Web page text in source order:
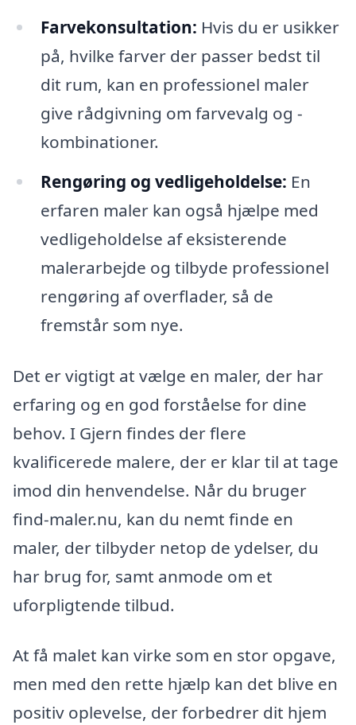
Farvekonsultation: Hvis du er usikker
på, hvilke farver der passer bedst til
dit rum, kan en professionel maler
give rådgivning om farvevalg og -
kombinationer.
Rengøring og vedligeholdelse: En
erfaren maler kan også hjælpe med
vedligeholdelse af eksisterende
malerarbejde og tilbyde professionel
rengøring af overflader, så de
fremstår som nye.
Det er vigtigt at vælge en maler, der har
erfaring og en god forståelse for dine
behov. I Gjern findes der flere
kvalificerede malere, der er klar til at tage
imod din henvendelse. Når du bruger
find-maler.nu, kan du nemt finde en
maler, der tilbyder netop de ydelser, du
har brug for, samt anmode om et
uforpligtende tilbud.
At få malet kan virke som en stor opgave,
men med den rette hjælp kan det blive en
positiv oplevelse, der forbedrer dit hjem